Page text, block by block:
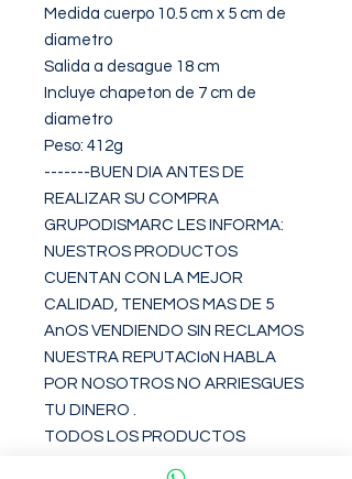
Medida cuerpo 10.5 cm x 5 cm de
diametro
Salida a desague 18 cm
Incluye chapeton de 7 cm de
diametro
Peso: 412g
-------BUEN DIA ANTES DE
REALIZAR SU COMPRA
GRUPODISMARC LES INFORMA:
NUESTROS PRODUCTOS
CUENTAN CON LA MEJOR
CALIDAD, TENEMOS MAS DE 5
AnOS VENDIENDO SIN RECLAMOS
NUESTRA REPUTACIoN HABLA
POR NOSOTROS NO ARRIESGUES
TU DINERO .
TODOS LOS PRODUCTOS